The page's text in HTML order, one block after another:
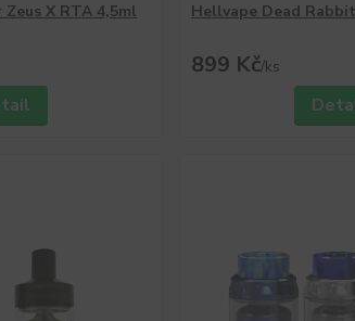
X RTA 4,5ml
Hellvape Dead
899 Kč/ks